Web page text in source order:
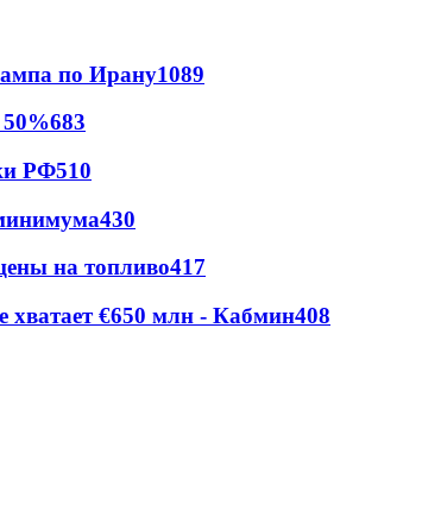
по Ирану1089
50%683
РФ510
430
на топливо417
хватает €650 млн - Кабмин408